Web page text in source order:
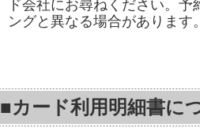
ド会社にお尋ねください。
ングと異なる場合があります
■カード利用明細書に